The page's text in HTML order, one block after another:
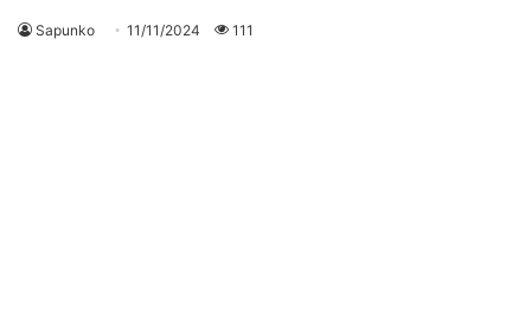
Sapunko 11/11/2024 111